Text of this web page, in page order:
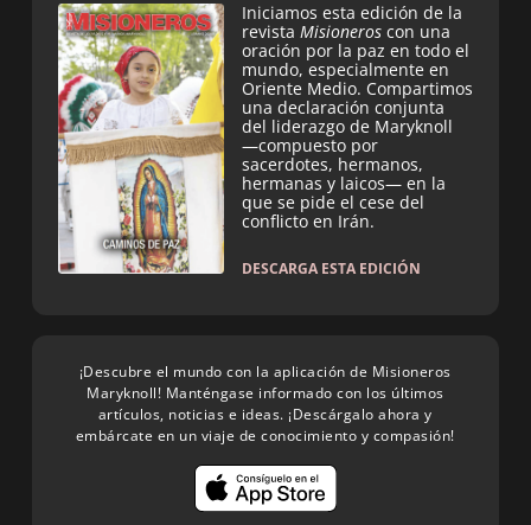
Iniciamos esta edición de la
revista Misioneros con una
oración por la paz en todo el
mundo, especialmente en
Oriente Medio. Compartimos
una declaración conjunta
del liderazgo de Maryknoll
—compuesto por
sacerdotes, hermanos,
hermanas y laicos— en la
que se pide el cese del
conflicto en Irán.
DESCARGA ESTA EDICIÓN
¡Descubre el mundo con la aplicación de Misioneros
Maryknoll! Manténgase informado con los últimos
artículos, noticias e ideas. ¡Descárgalo ahora y
embárcate en un viaje de conocimiento y compasión!